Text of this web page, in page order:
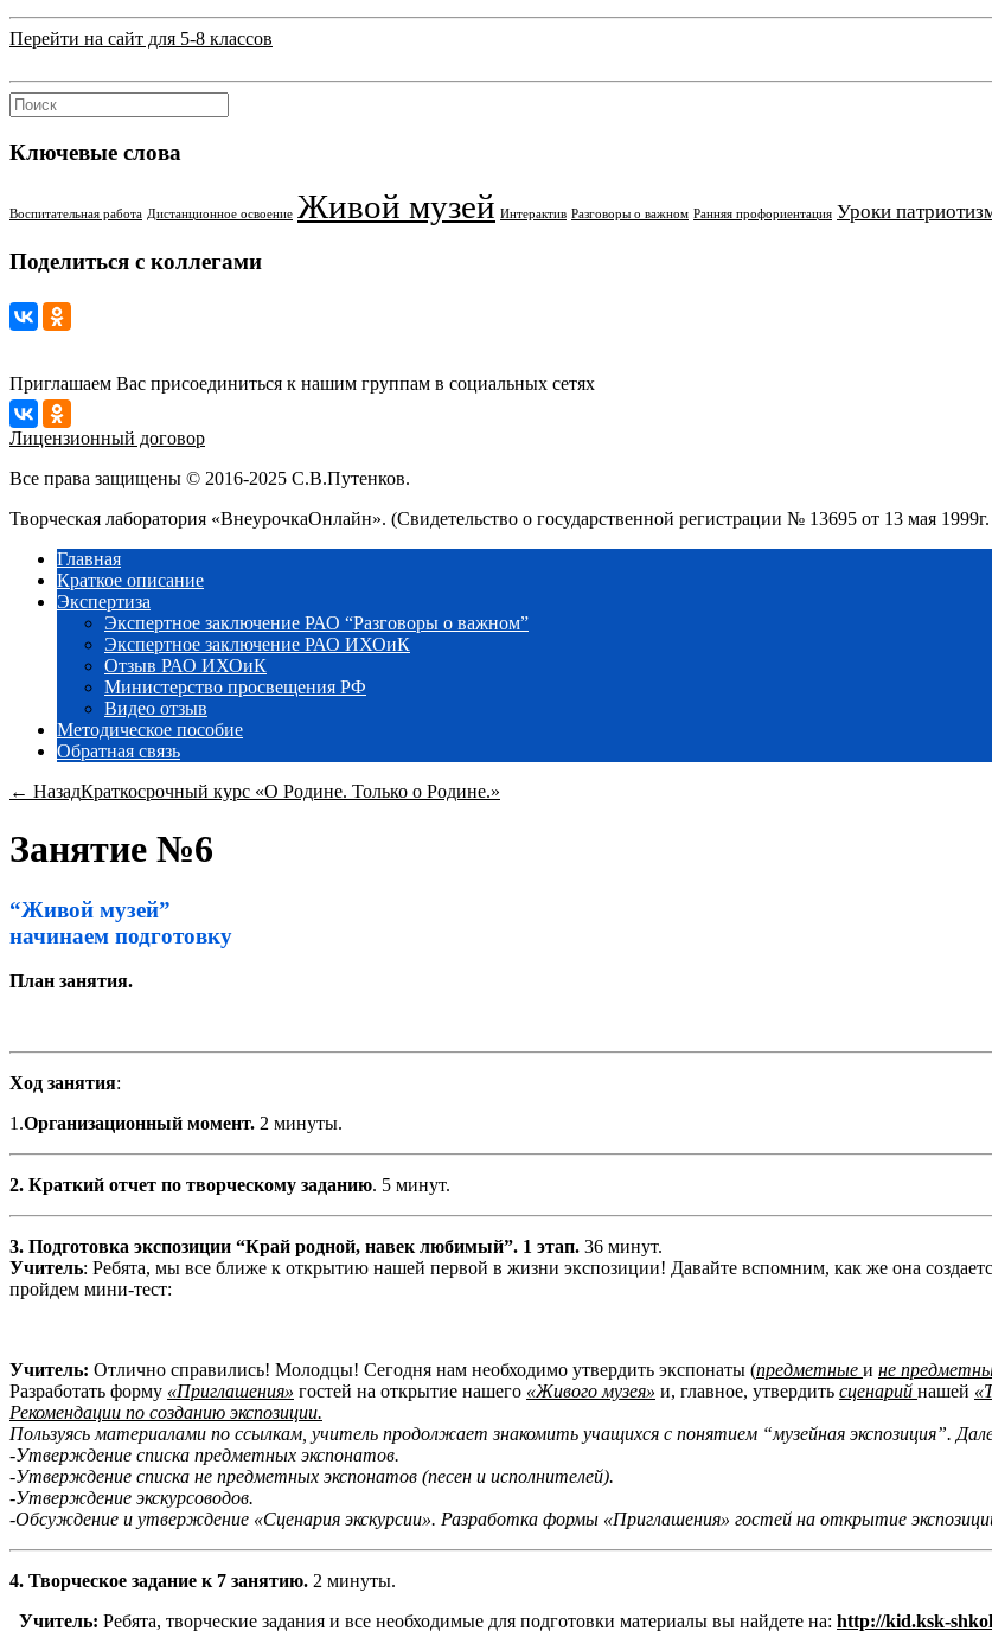
Перейти на сайт для 5-8 классов
Ключевые слова
Воспитательная работа Дистанционное освоение Живой музей Интерактив Разговоры о важном Ранняя профориентация Уроки
Поделиться с коллегами
Приглашаем Вас присоединиться к нашим группам в социальных сетях
Лицензионный договор
Все права защищены © 2016-2025 С.В.Путенков.
Творческая лаборатория «ВнеурочкаОнлайн». (Свидетельство о государственной регистрации № 13695 от 13 мая
Главная
Краткое описание
Экспертиза
Экспертное заключение РАО “Разговоры о важном”
Экспертное заключение РАО ИХОиК
Отзыв РАО ИХОиК
Министерство просвещения РФ
Видео отзыв
Методическое пособие
Обратная связь
← НазадКраткосрочный курс «О Родине. Только о Родине.»
Занятие №6
“Живой музей”
начинаем подготовку
План занятия.
Ход занятия:
1.Организационный момент. 2 минуты.
2. Краткий отчет по творческому заданию. 5 минут.
3. Подготовка экспозиции “Край родной, навек любимый”. 1 этап. 36 минут.
Учитель: Ребята, мы все ближе к открытию нашей первой в жизни экспозиции! Давайте вспомним, как же она
пройдем мини-тест:
Учитель: Отлично справились! Молодцы! Сегодня нам необходимо утвердить экспонаты (предметные и не
Разработать форму «Приглашения» гостей на открытие нашего «Живого музея» и, главное, утвердить сценарий нашей
Рекомендации по созданию экспозиции.
Пользуясь материалами по ссылкам, учитель продолжает знакомить учащихся с понятием “музейная экспозиция”.
-Утверждение списка предметных экспонатов.
-Утверждение списка не предметных экспонатов (песен и исполнителей).
-Утверждение экскурсоводов.
-Обсуждение и утверждение «Сценария экскурсии». Разработка формы «Приглашения» гостей на открытие
4. Творческое задание к 7 занятию. 2 минуты.
Учитель: Ребята, творческие задания и все необходимые для подготовки материалы вы найдете на: http://kid.ksk-